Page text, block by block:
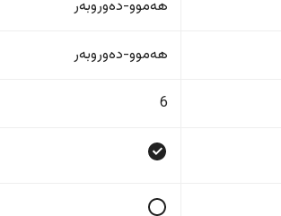
هەموو-دەوروبەر
هەموو-دەوروبەر
6